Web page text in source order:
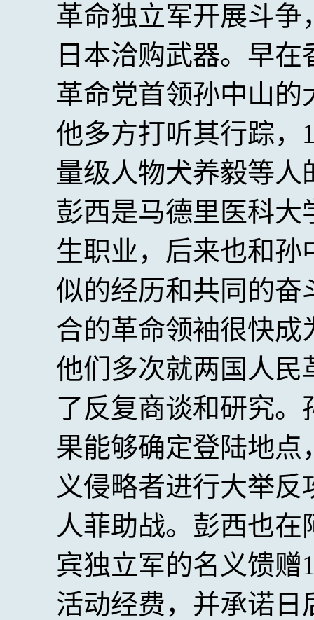
革命独立军开展斗
日本洽购武器。早
革命党首领孙中山
他多方打听其行踪，
量级人物犬养毅等
彭西是马德里医科
生职业，后来也和
似的经历和共同的
合的革命领袖很快
他们多次就两国人
了反复商谈和研究
果能够确定登陆地
义侵略者进行大举反
人菲助战。彭西也
宾独立军的名义馈赠
活动经费，并承诺